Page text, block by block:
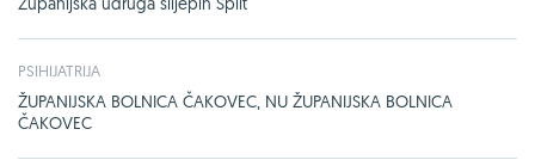
PSIHIJATRIJA
ŽUPANIJSKA BOLNICA ČAKOVEC, NU ŽUPANIJSKA BOLNICA
ČAKOVEC